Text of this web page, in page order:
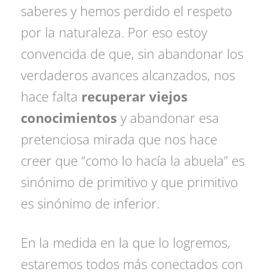
saberes y hemos perdido el respeto
por la naturaleza. Por eso estoy
convencida de que, sin abandonar los
verdaderos avances alcanzados, nos
hace falta recuperar viejos
conocimientos y abandonar esa
pretenciosa mirada que nos hace
creer que “como lo hacía la abuela” es
sinónimo de primitivo y que primitivo
es sinónimo de inferior.
En la medida en la que lo logremos,
estaremos todos más conectados con